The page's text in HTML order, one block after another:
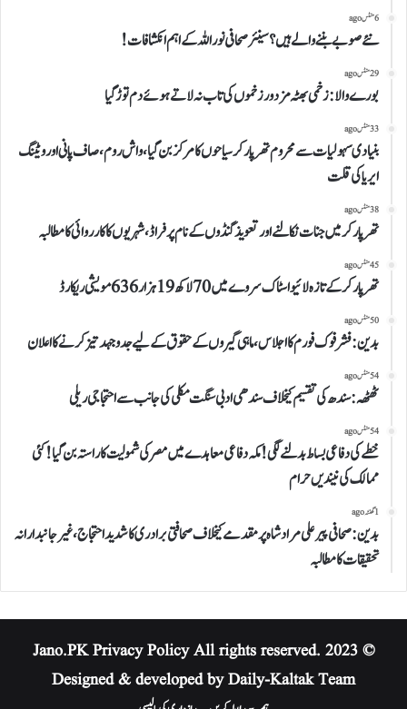
6 منٹس ago
نئے صوبے بننے والے ہیں؟ سینئر صحافی نور اللہ کے اہم انکشافات!
29 منٹس ago
بورے والا:زخمی بھٹہ مزدور زخموں کی تاب نہ لاتے ہوئے دم توڑ گیا
33 منٹس ago
بنیادی سہولیات سے محروم تھرپارکر سیاحوں کا مرکز بن گیا، واش روم،صاف پانی اور ویٹنگ
ایریا کی قلت
38 منٹس ago
تھرپارکر میں جنات نکالنے اور تعویذ گنڈوں کے نام پرفراڈ،شہریوں کا کارروائی کامطالبہ
45 منٹس ago
تھرپارکر کے تازہ لائیو اسٹاک سروے میں 70 لاکھ 19 ہزار 636 مویشی ریکارڈ
50 منٹس ago
بدین:فشر فوک فورم کا اجلاس،ماہی گیروں کے حقوق کے لیے جدوجہد تیز کرنے کا اعلان
54 منٹس ago
ٹھٹھہ:سندھ کی تقسیم کیخلاف سندھی ادبی سنگت مکلی کی جانب سے احتجاجی ریلی
54 منٹس ago
خطےکی دفاعی بساط بدلنے لگی!مکہ دفاعی معاہدے میں مصر کی شمولیت کاراستہ بن گیا!کئی
ممالک کی نیندیں حرام
1 گھنٹہ ago
بدین:صحافی پیرعلی مراد شاہ پر مقدمے کیخلاف صحافتی برادری کا شدید احتجاج،غیر جانبدارانہ
تحقیقات کا مطالبہ
© 2023 Jano.PK
Privacy PolicyAll rights reserved.
Designed & developed by Daily-Kaltak Team